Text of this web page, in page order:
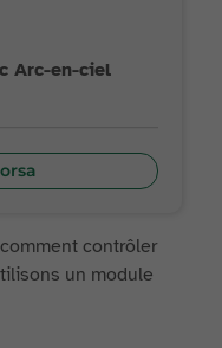
Arc-en-ciel
contrôler
un module